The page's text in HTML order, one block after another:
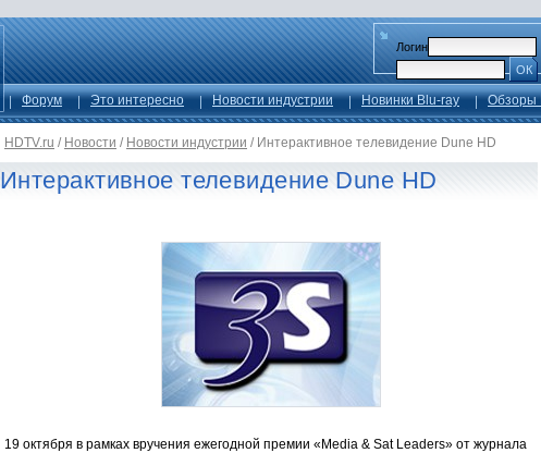
Логин
ОК
Форум Это интересно Новости индустрии Новинки Blu-ray Обзоры
HDTV.ru / Новости / Новости индустрии / Интерактивное телевидение Dune HD
Интерактивное телевидение Dune HD
19 октября в рамках вручения ежегодной премии «Media & Sat Leaders» от журнала